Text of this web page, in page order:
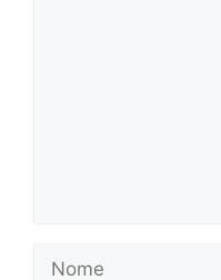
Nome